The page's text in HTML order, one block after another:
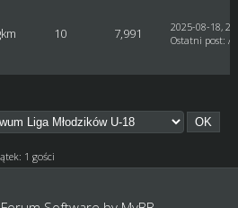
10 7,991
2025-08-18,
Ostatni post:
1 gości